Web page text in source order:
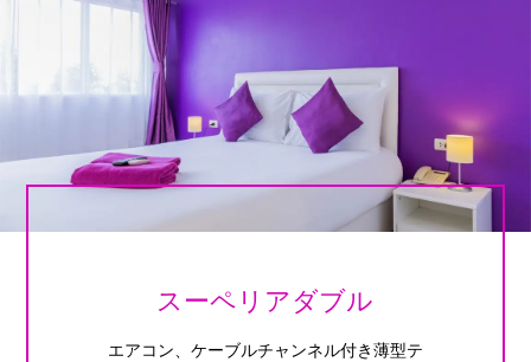
スーペリアダブル
エアコン、ケーブルチャンネル付き薄型テ